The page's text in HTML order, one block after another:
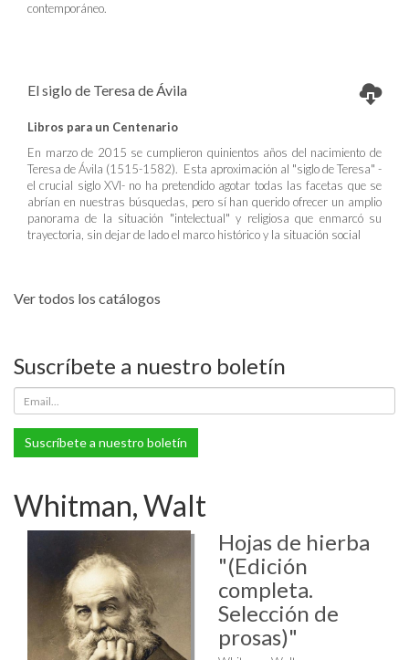
contemporáneo.
El siglo de Teresa de Ávila
Libros para un Centenario
En marzo de 2015 se cumplieron quinientos años del nacimiento de
Teresa de Ávila (1515-1582). Esta aproximación al "siglo de Teresa" -
el crucial siglo XVI- no ha pretendido agotar todas las facetas que se
abrían en nuestras búsquedas, pero sí han querido ofrecer un amplio
panorama de la situación "intelectual" y religiosa que enmarcó su
trayectoria, sin dejar de lado el marco histórico y la situación social
Ver todos los catálogos
Suscríbete a nuestro boletín
Suscríbete a nuestro boletín
Whitman, Walt
Hojas de hierba
"(Edición
completa.
Selección de
prosas)"